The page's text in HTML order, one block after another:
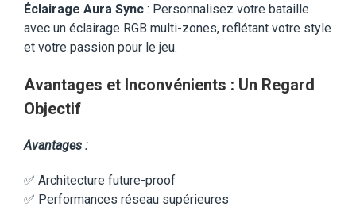
Éclairage Aura Sync : Personnalisez votre bataille
avec un éclairage RGB multi-zones, reflétant votre style
et votre passion pour le jeu.
Avantages et Inconvénients : Un Regard
Objectif
Avantages :
✅ Architecture future-proof
✅ Performances réseau supérieures